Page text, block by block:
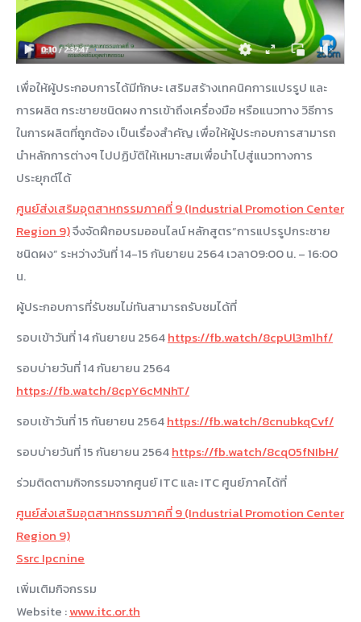
เพื่อให้ผู้ประกอบการได้มีทักษะ เสริมสร้างเทคนิคการแปรรูป และ
การผลิต กระชายชนิดผง การเข้าถึงเครื่องมือ หรือแนวทาง วิธีการ
ในการผลิตที่ถูกต้อง เป็นเรื่องสำคัญ เพื่อให้ผู้ประกอบการสามารถ
นำหลักการต่างๆ ไปปฏิบัติให้เหมาะสมเพื่อนำไปสู่แนวทางการ
ประยุกต์ได้
ศูนย์ส่งเสริมอุตสาหกรรมภาคที่ 9 (Industrial Promotion Center
Region 9)จึงจัดฝึกอบรมออนไลน์ หลักสูตร”การแปรรูปกระชาย
ชนิดผง” ระหว่างวันที่ 14-15 กันยายน 2564 เวลา09:00 น. – 16:00
น.
ผู้ประกอบการที่รับชมไม่ทันสามารถรับชมได้ที่
รอบเข้าวันที่ 14 กันยายน 2564https://fb.watch/8cpUl3m1hf/
รอบบ่ายวันที่ 14 กันยายน 2564
https://fb.watch/8cpY6cMNhT/
รอบเช้าวันที่ 15 กันยายน 2564https://fb.watch/8cnubkqCvf/
รอบบ่ายวันที่ 15 กันยายน 2564https://fb.watch/8cq05fNIbH/
ร่วมติดตามกิจกรรมจากศูนย์ ITC และ ITC ศูนย์ภาคได้ที่
ศูนย์ส่งเสริมอุตสาหกรรมภาคที่ 9 (Industrial Promotion Center
Region 9)
Ssrc Ipcnine
เพิ่มเติมกิจกรรม
Website :www.itc.or.th